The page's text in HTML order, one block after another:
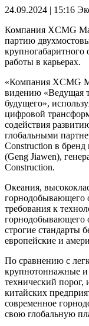
24.09.2024 | 15:16
Компания XCMG
партию
крупногабаритного
работы в карьерах.
«Компания XCMG
видению «Ведущая
будущего»,
цифровой
содействия
глобальными
Construction в
(Geng Jiawen),
Construction.
Океания,
горнодобывающего
требования к
горнодобывающего
строгие стандарты
европейские и
По сравнению с
крупнотоннажные
технический
китайских
современное
свою глобальную